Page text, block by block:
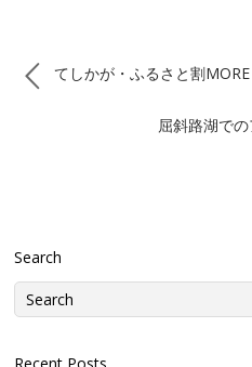
てしかが・ふるさと割MORE
屈斜路湖で
Search